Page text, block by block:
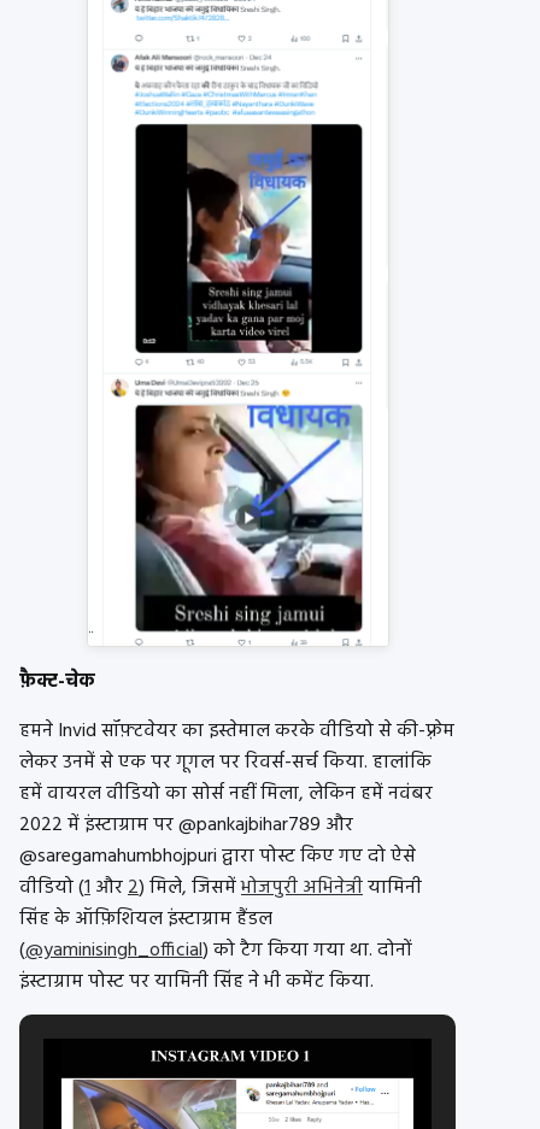
फ़ैक्ट-चेक
हमने Invid सॉफ़्टवेयर का इस्तेमाल करके वीडियो से की-फ़्रेम
लेकर उनमें से एक पर गूगल पर रिवर्स-सर्च किया. हालांकि
हमें वायरल वीडियो का सोर्स नहीं मिला, लेकिन हमें नवंबर
2022 में इंस्टाग्राम पर @pankajbihar789 और
@saregamahumbhojpuri द्वारा पोस्ट किए गए दो ऐसे
वीडियो (1और2) मिले, जिसमेंभोजपुरी अभिनेत्रीयामिनी
सिंह के ऑफ़िशियल इंस्टाग्राम हैंडल
(@yaminisingh_official) को टैग किया गया था. दोनों
इंस्टाग्राम पोस्ट पर यामिनी सिंह ने भी कमेंट किया.